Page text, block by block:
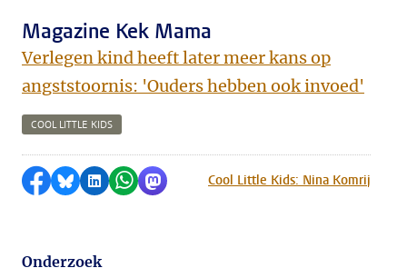
Magazine Kek Mama
Verlegen kind heeft later meer kans op
angststoornis: 'Ouders hebben ook invoed'
COOL LITTLE KIDS
Delen op Facebook
Delen via Bluesky
Delen op LinkedIn
Delen via WhatsApp
Delen via Mastodon
Cool Little Kids: Nina Komrij
Onderzoek